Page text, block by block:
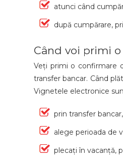
atunci când
după cumpărare,
Când voi primi
Veți primi o confirmare
transfer bancar. Când
Vignetele electronice
prin transfer
alege perioada de
plecați în vacanță,